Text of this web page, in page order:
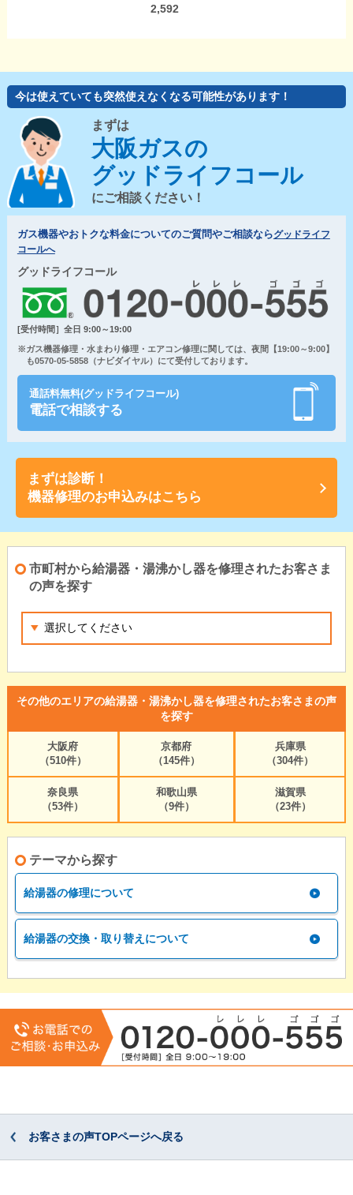
2,592
今は使えていても突然使えなくなる可能性があります！
まずは
大阪ガスの
グッドライフコール
にご相談ください！
ガス機器やおトクな料金についてのご質問やご相談ならグッドライフ
コールへ
グッドライフコール
[受付時間］全日 9:00～19:00
※ガス機器修理・水まわり修理・エアコン修理に関しては、夜間【19:00～9:00】
も0570-05-5858（ナビダイヤル）にて受付しております。
通話料無料(グッドライフコール)
電話で相談する
まずは診断！
機器修理のお申込みはこちら
市町村から給湯器・湯沸かし器を修理されたお客さま
の声を探す
その他のエリアの給湯器・湯沸かし器を修理されたお客さまの声
を探す
大阪府
（510件）
京都府
（145件）
兵庫県
（304件）
奈良県
（53件）
和歌山県
（9件）
滋賀県
（23件）
テーマから探す
給湯器の修理について
給湯器の交換・取り替えについて
お客さまの声TOPページへ戻る